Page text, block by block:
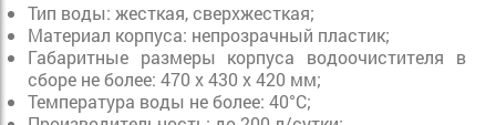
Тип воды: жесткая, сверхжесткая;
Материал корпуса: непрозрачный пластик;
Габаритные размеры корпуса водоочистителя в
сборе не более: 470 х 430 х 420 мм;
Температура воды не более: 40°С;